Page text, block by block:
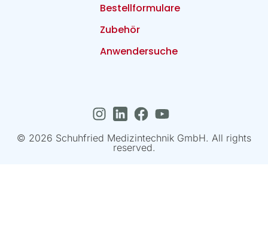
Bestellformulare
Zubehör
Anwendersuche
© 2026 Schuhfried Medizintechnik GmbH. All rights
reserved.